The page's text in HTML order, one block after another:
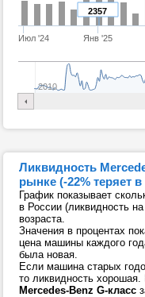
2357
Июл '24 Янв '25
2010
Ликвидность
рынке (-22% теряет в
График показывает
в России (ликвидность
возраста.
Значения в процентах
цена машины каждого
была новая.
Если машина старых
то ликвидность
Mercedes-Benz G-класс